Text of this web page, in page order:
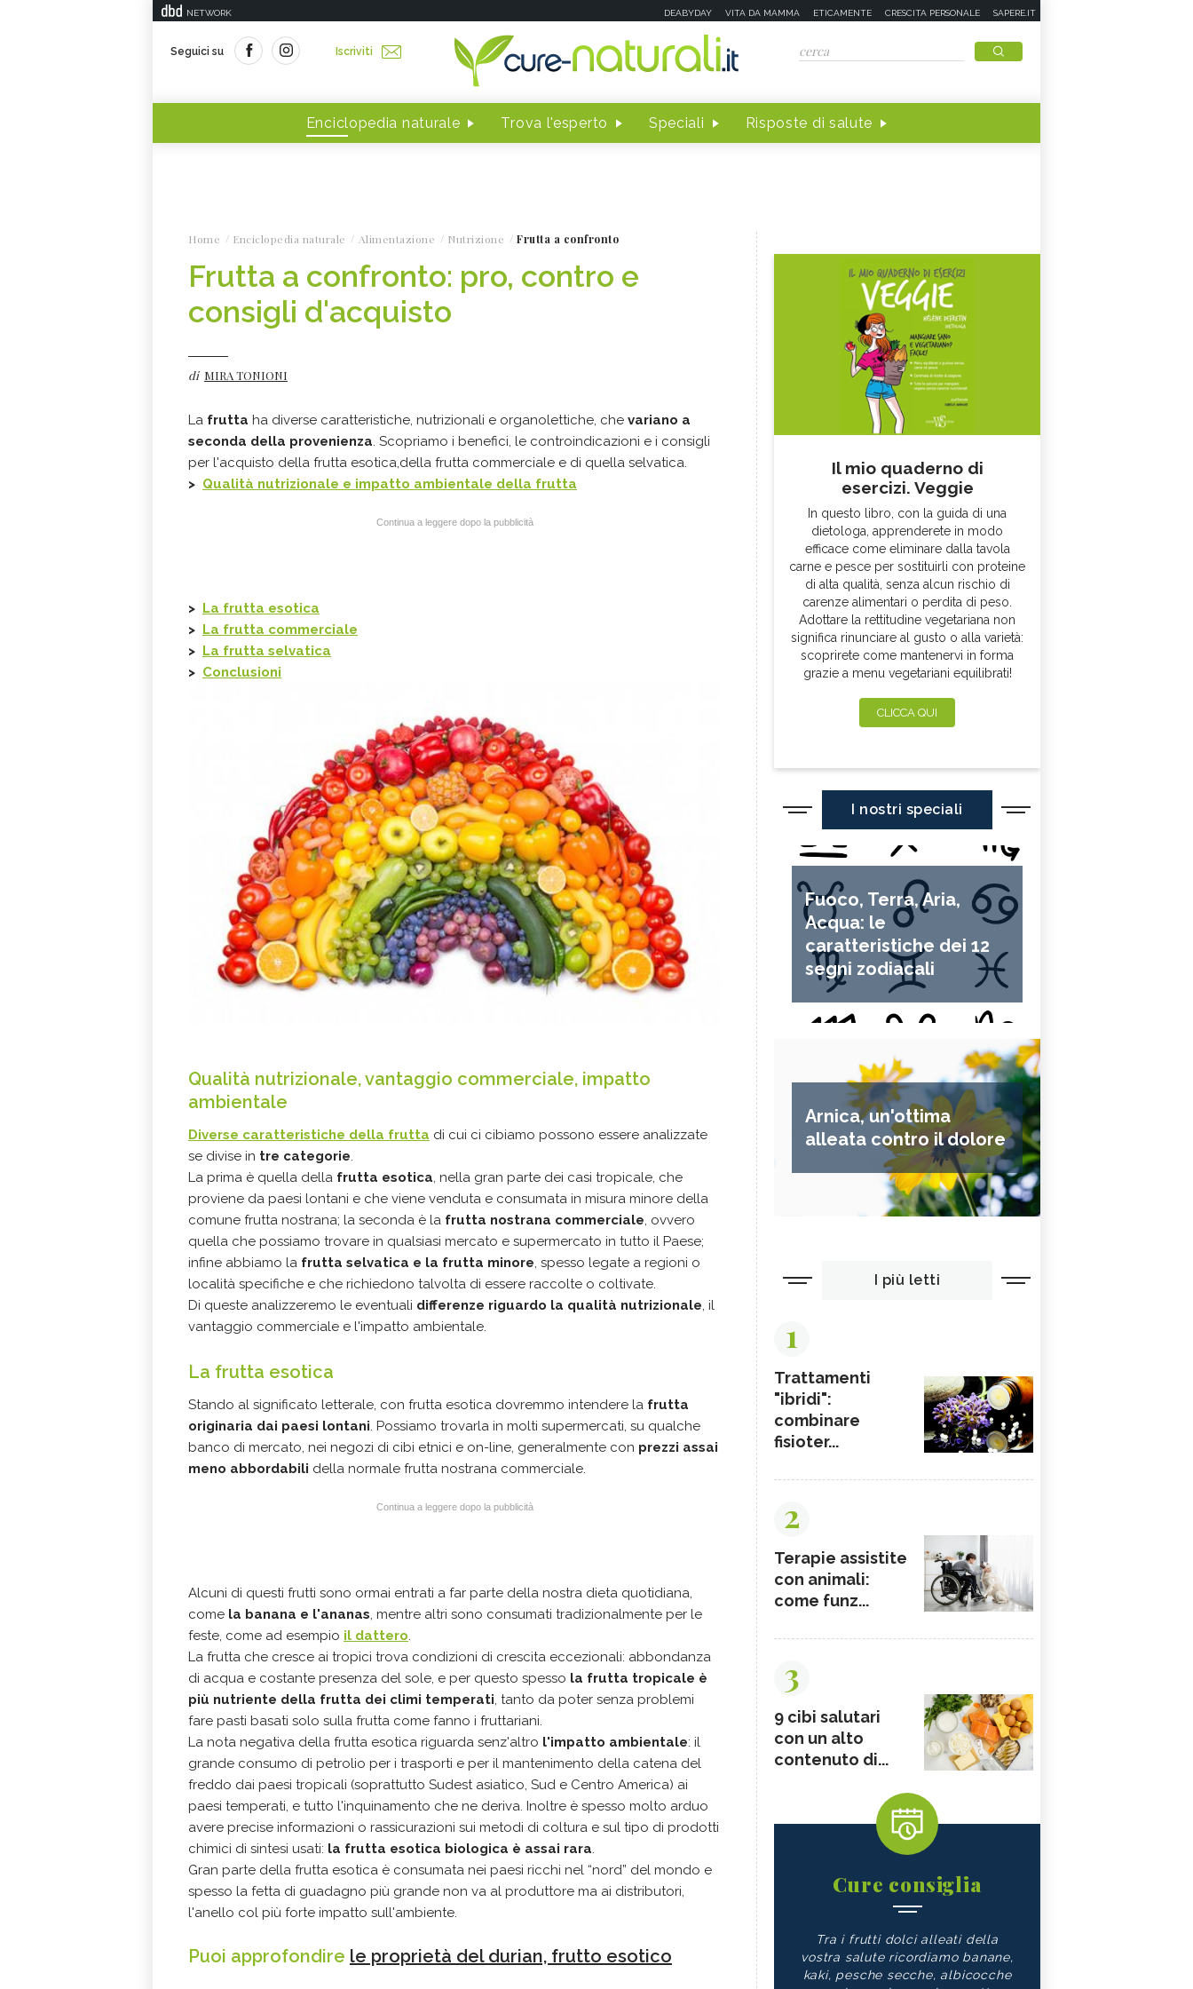
NETWORK DEABYDAY VITA DA MAMMA ETICAMENTE CRESCITA PERSONALE SAPERE.IT
Seguici su Iscriviti
Enciclopedia naturale Trova l'esperto Speciali Risposte di salute
Home Enciclopedia naturale Alimentazione Nutrizione Frutta a confronto
Frutta a confronto: pro, contro e
consigli d'acquisto
di MIRA TONIONI
La frutta ha diverse caratteristiche, nutrizionali e organolettiche, che variano a
seconda della provenienza. Scopriamo i benefici, le controindicazioni e i consigli
per l'acquisto della frutta esotica,della frutta commerciale e di quella selvatica.
> Qualità nutrizionale e impatto ambientale della frutta
Continua a leggere dopo la pubblicità
> La frutta esotica
> La frutta commerciale
> La frutta selvatica
> Conclusioni
Qualità nutrizionale, vantaggio commerciale, impatto
ambientale
Diverse caratteristiche della frutta di cui ci cibiamo possono essere analizzate
se divise in tre categorie.
La prima è quella della frutta esotica, nella gran parte dei casi tropicale, che
proviene da paesi lontani e che viene venduta e consumata in misura minore della
comune frutta nostrana; la seconda è la frutta nostrana commerciale, ovvero
quella che possiamo trovare in qualsiasi mercato e supermercato in tutto il Paese;
infine abbiamo la frutta selvatica e la frutta minore, spesso legate a regioni o
località specifiche e che richiedono talvolta di essere raccolte o coltivate.
Di queste analizzeremo le eventuali differenze riguardo la qualità nutrizionale, il
vantaggio commerciale e l'impatto ambientale.
La frutta esotica
Stando al significato letterale, con frutta esotica dovremmo intendere la frutta
originaria dai paesi lontani. Possiamo trovarla in molti supermercati, su qualche
banco di mercato, nei negozi di cibi etnici e on-line, generalmente con prezzi assai
meno abbordabili della normale frutta nostrana commerciale.
Continua a leggere dopo la pubblicità
Alcuni di questi frutti sono ormai entrati a far parte della nostra dieta quotidiana,
come la banana e l'ananas, mentre altri sono consumati tradizionalmente per le
feste, come ad esempio il dattero.
La frutta che cresce ai tropici trova condizioni di crescita eccezionali: abbondanza
di acqua e costante presenza del sole, e per questo spesso la frutta tropicale è
più nutriente della frutta dei climi temperati, tanto da poter senza problemi
fare pasti basati solo sulla frutta come fanno i fruttariani.
La nota negativa della frutta esotica riguarda senz'altro l'impatto ambientale: il
grande consumo di petrolio per i trasporti e per il mantenimento della catena del
freddo dai paesi tropicali (soprattutto Sudest asiatico, Sud e Centro America) ai
paesi temperati, e tutto l'inquinamento che ne deriva. Inoltre è spesso molto arduo
avere precise informazioni o rassicurazioni sui metodi di coltura e sul tipo di prodotti
chimici di sintesi usati: la frutta esotica biologica è assai rara.
Gran parte della frutta esotica è consumata nei paesi ricchi nel “nord” del mondo e
spesso la fetta di guadagno più grande non va al produttore ma ai distributori,
l'anello col più forte impatto sull'ambiente.
Puoi approfondire le proprietà del durian, frutto esotico
Il mio quaderno di
esercizi. Veggie
In questo libro, con la guida di una
dietologa, apprenderete in modo
efficace come eliminare dalla tavola
carne e pesce per sostituirli con proteine
di alta qualità, senza alcun rischio di
carenze alimentari o perdita di peso.
Adottare la rettitudine vegetariana non
significa rinunciare al gusto o alla varietà:
scoprirete come mantenervi in forma
grazie a menu vegetariani equilibrati!
CLICCA QUI
I nostri speciali
Fuoco, Terra, Aria,
Acqua: le
caratteristiche dei 12
segni zodiacali
Arnica, un'ottima
alleata contro il dolore
I più letti
1
Trattamenti
"ibridi":
combinare
fisioter...
2
Terapie assistite
con animali:
come funz...
3
9 cibi salutari
con un alto
contenuto di...
Cure consiglia
Tra i frutti dolci alleati della
vostra salute ricordiamo banane,
kaki, pesche secche, albicocche